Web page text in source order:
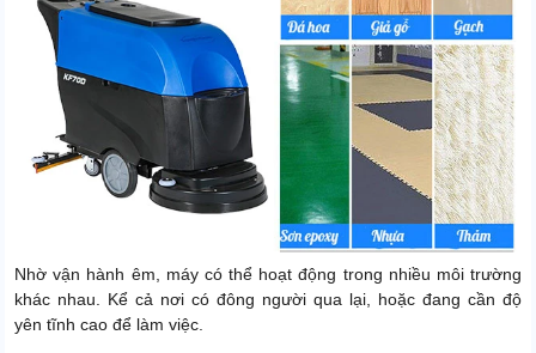
Nhờ vận hành êm, máy có thể hoạt động trong nhiều môi trường
khác nhau. Kể cả nơi có đông người qua lại, hoặc đang cần độ
yên tĩnh cao để làm việc.